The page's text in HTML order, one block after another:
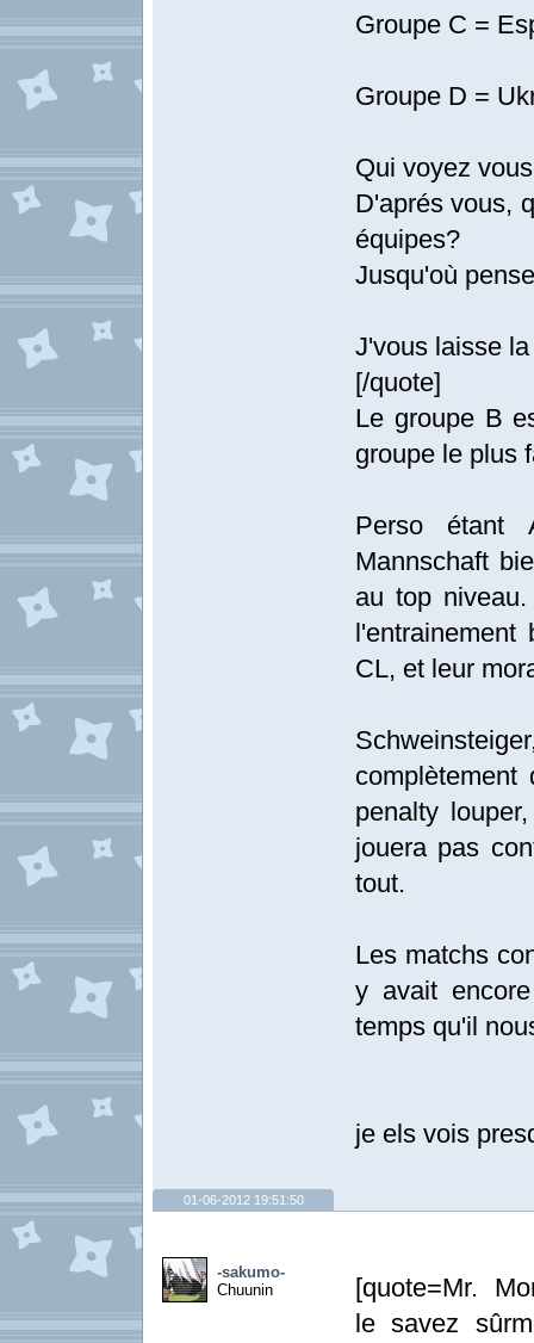
Groupe C =
Groupe D =
Qui voyez
D'aprés vous,
équipes?
Jusqu'où
J'vous laisse
[/quote]
Le groupe B
groupe le plus
Perso étant
Mannschaft
au top
CL, et leur
complètement
penalty
jouera pas
tout.
Les matchs
y avait
temps qu'il
je els vois
01-06-2012 19:51:50
-sakumo-
Chuunin
[quote=Mr.
le savez